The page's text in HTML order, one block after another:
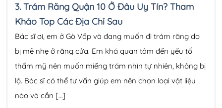
3. Trám Răng Quận 10 Ở Đâu Uy Tín? Tham
Khảo Top Các Địa Chỉ Sau
Bác sĩ ơi, em ở Gò Vấp và đang muốn đi trám răng do
bị mẻ nhẹ ở răng cửa. Em khá quan tâm đến yếu tố
thẩm mỹ nên muốn miếng trám nhìn tự nhiên, không bị
lộ. Bác sĩ có thể tư vấn giúp em nên chọn loại vật liệu
nào và cần […]